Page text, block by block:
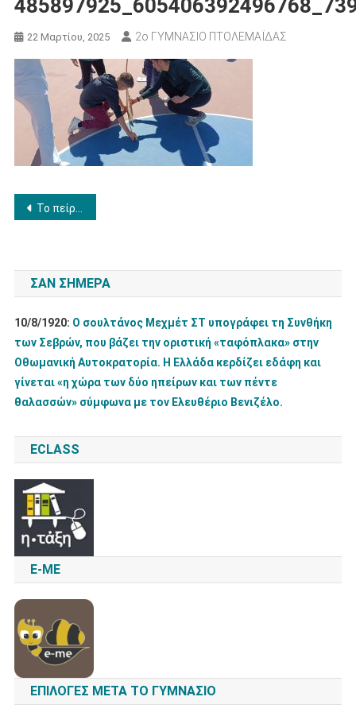
22 Μαρτίου, 2025 2ο ΓΥΜΝΑΣΙΟ ΠΤΟΛΕΜΑΪΔΑΣ
Πλοήγηση
Το πείραμα του Ερατοσθένη
ΣΑΝ ΣΉΜΕΡΑ
10/8/1920: Ο σουλτάνος Μεχμέτ ΣΤ υπογράφει τη Συνθήκη
των Σεβρών, που βάζει την οριστική «ταφόπλακα» στην
Οθωμανική Αυτοκρατορία. Η Ελλάδα κερδίζει εδάφη και
γίνεται «η χώρα των δύο ηπείρων και των πέντε
θαλασσών» σύμφωνα με τον Ελευθέριο Βενιζέλο.
ECLASS
E-ME
ΕΠΙΛΟΓΈΣ ΜΕΤΆ ΤΟ ΓΥΜΝΆΣΙΟ